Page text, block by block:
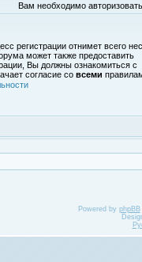
Вам необходимо
регистрации отнимет всего
может также предоставить
Вы должны ознакомиться с
согласие со всеми
Powered by phpBB